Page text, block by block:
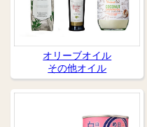
オリーブオイル
その他オイル